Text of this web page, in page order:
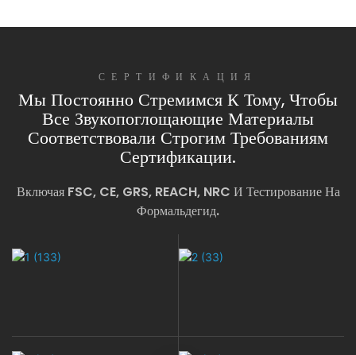
СЕРТИФИКАЦИЯ
Мы Постоянно Стремимся К Тому, Чтобы
Все Звукопоглощающие Материалы
Соответствовали Строгим Требованиям
Сертификации.
Включая FSC, CE, GRS, REACH, NRC И Тестирование На
Формальдегид.